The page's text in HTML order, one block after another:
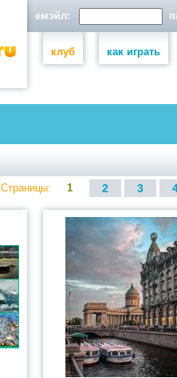
емэйл:
клуб как играть
Страницы: 1 2 3